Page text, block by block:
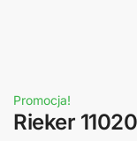
Promocja!
Rieker